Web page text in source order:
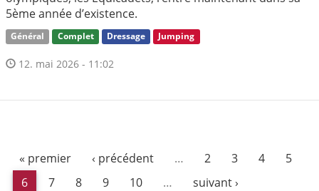
5ème année d’existence.
Général Complet Dressage Jumping
12. mai 2026 - 11:02
« premier ‹ précédent … 2 3 4
5
6
7 8 9 10 …
suivant ›